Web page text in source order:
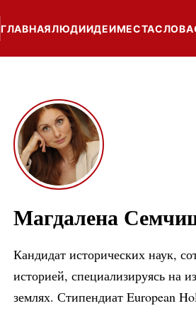
ГЛАВНАЯЛЮДИИДЕИМЕСТАСЛОВА
Магдалена
Кандидат исторических наук,
историей, специализируясь на
землях. Стипендиат European